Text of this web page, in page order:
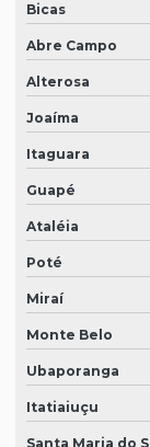
Bicas
Abre Campo
Alterosa
Joaíma
Itaguara
Guapé
Ataléia
Poté
Miraí
Monte Belo
Ubaporanga
Itatiaiuçu
Santa Maria do